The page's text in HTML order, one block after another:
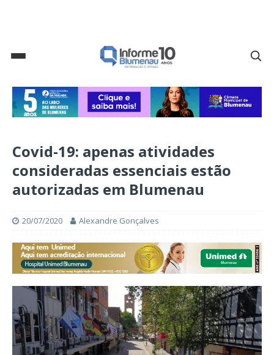
Covid-19: apenas atividades
consideradas essenciais estão
autorizadas em Blumenau
20/07/2020 Alexandre Gonçalves